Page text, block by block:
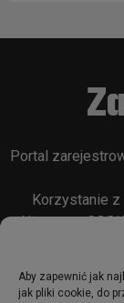
Aby zapewnić jak
jak pliki cookie, do
Portal
Korzystanie z
Używamy